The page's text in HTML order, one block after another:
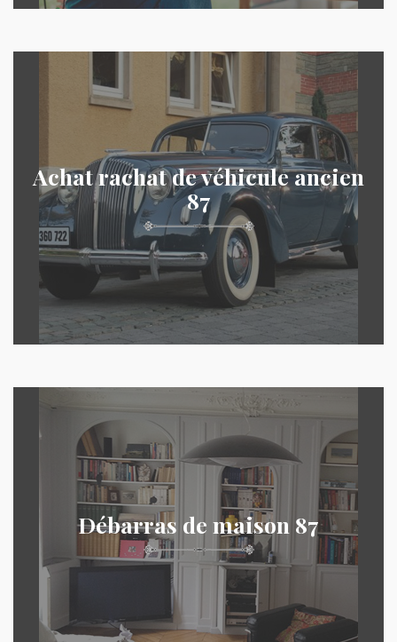
Achat rachat de véhicule ancien
87
Débarras de maison 87